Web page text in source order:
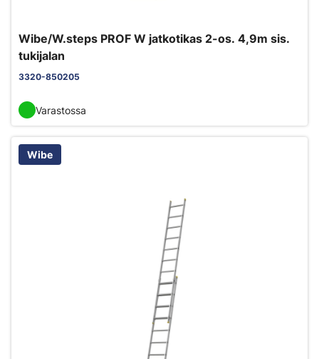
Wibe/W.steps PROF W jatkotikas 2-os. 4,9m sis.
tukijalan
3320-850205
Varastossa
Wibe